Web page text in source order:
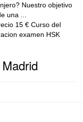
Nuestro objetivo
una ...
15 € Curso del
examen HSK